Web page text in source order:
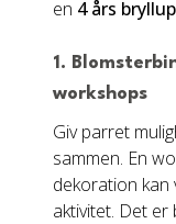
en 4 års
1.
workshops
Giv parret
sammen. En
dekoration
aktivitet. Det